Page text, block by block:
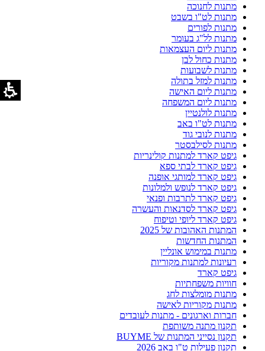
מתנות לחנוכה
מתנות לט"ו בשבט
מתנות לפורים
מתנות לל"ג בעומר
מתנות ליום העצמאות
מתנות כחול לבן
מתנות לשבועות
מתנות למזל בתולה
מתנות ליום האישה
מתנות ליום המשפחה
מתנות לולנטיין
מתנות לט"ו באב
מתנות לנובי גוד
מתנות לסילבסטר
גיפט קארד למתנות קולינריות
גיפט קארד לבתי ספא
גיפט קארד למותגי אופנה
גיפט קארד לנופש ולמלונות
גיפט קארד לתרבות ופנאי
גיפט קארד לסדנאות והעשרה
גיפט קארד ליופי וטיפוח
המתנות האהובות של 2025
המתנות החדשות
מתנות במימוש אונליין
רעיונות למתנות מקוריות
גיפט קארד
חוויות משפחתיות
מתנות מומלצות לחג
מתנות מקוריות לאישה
חברות וארגונים - מתנות לעובדים
תקנון מתנה משותפת
תקנון נסייני המתנות של BUYME
תקנון פעילות ט"ו באב 2026